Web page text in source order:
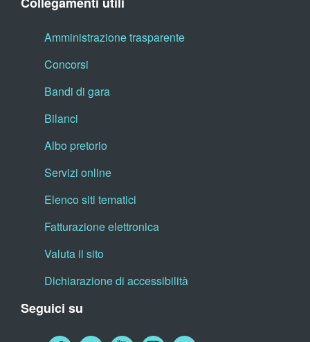
Amministrazione trasparente
Concorsi
Bandi di gara
Bilanci
Albo pretorio
Servizi online
Elenco siti tematici
Fatturazione elettronica
Valuta il sito
Dichiarazione di accessibilità
Seguici su